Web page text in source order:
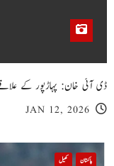
ڈی آئی خان: پہاڑپور کے علاقے
JAN 12, 2026
پاکستان کھیل